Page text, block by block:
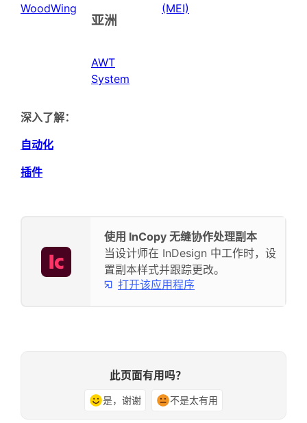
WoodWing
亚洲
AWT
System
(MEI)
深入了解：
自动化
插件
使用 InCopy 无缝协作处理副本
当设计师在 InDesign 中工作时，设
置副本样式并跟踪更改。
打开该应用程序
此页面有用吗？
是，谢谢 不是太有用